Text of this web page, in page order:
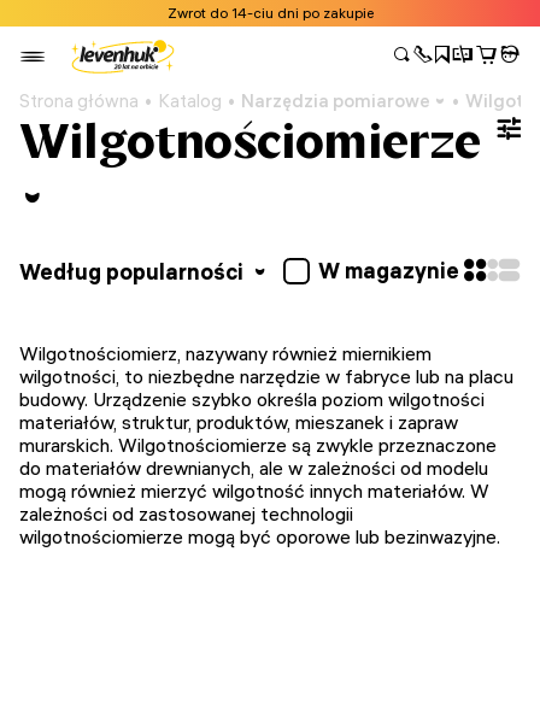
Zwrot do 14-ciu dni po zakupie
Strona główna Katalog Narzędzia pomiarowe
Wilgotnościomierze
Według popularności W magazynie
Wilgotnościomierz, nazywany również miernikiem
wilgotności, to niezbędne narzędzie w fabryce lub na placu
budowy. Urządzenie szybko określa poziom wilgotności
materiałów, struktur, produktów, mieszanek i zapraw
murarskich. Wilgotnościomierze są zwykle przeznaczone
do materiałów drewnianych, ale w zależności od modelu
mogą również mierzyć wilgotność innych materiałów. W
zależności od zastosowanej technologii
wilgotnościomierze mogą być oporowe lub bezinwazyjne.